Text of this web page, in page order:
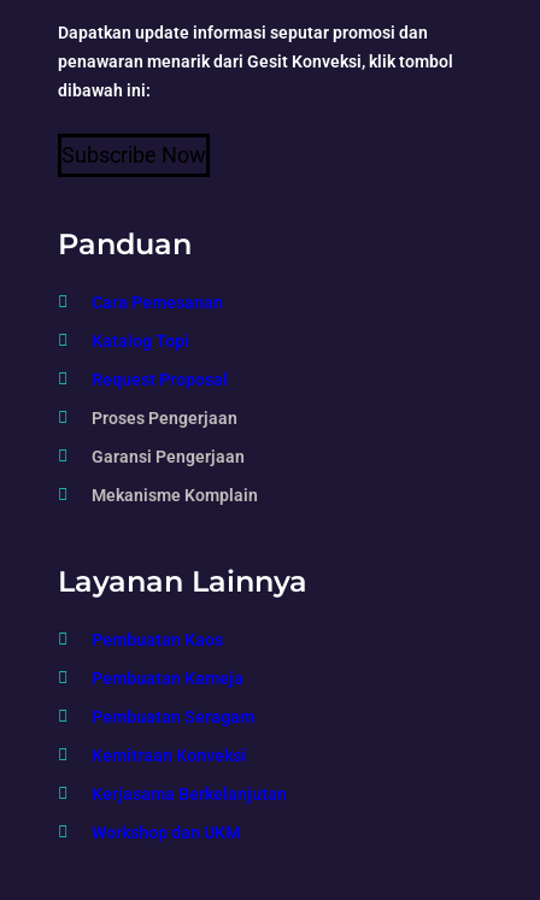
Dapatkan update informasi seputar promosi dan
penawaran menarik dari Gesit Konveksi, klik tombol
dibawah ini:
Subscribe Now
Panduan
Cara Pemesanan
Katalog Topi
Request Proposal
Proses Pengerjaan
Garansi Pengerjaan
Mekanisme Komplain
Layanan Lainnya
Pembuatan Kaos
Pembuatan Kemeja
Pembuatan Seragam
Kemitraan Konveksi
Kerjasama Berkelanjutan
Workshop dan UKM